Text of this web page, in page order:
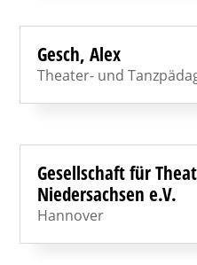
Gesch, Alex
Theater- und
Gesellschaft für
Niedersachsen e.V.
Hannover